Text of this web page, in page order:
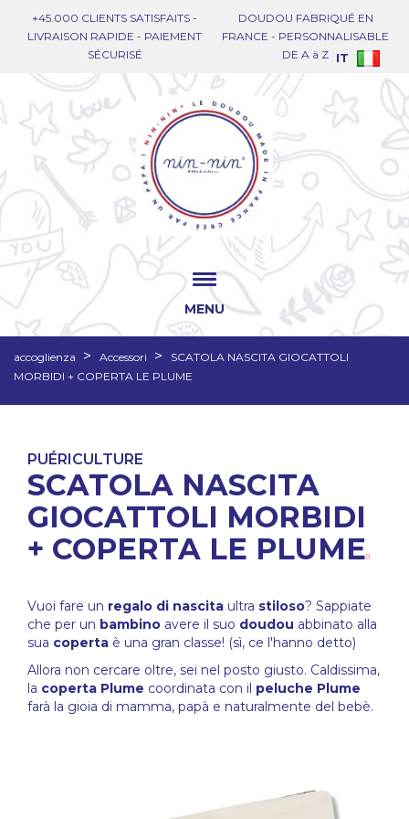
+45.000 CLIENTS SATISFAITS -
LIVRAISON RAPIDE - PAIEMENT
SÉCURISÉ
DOUDOU FABRIQUÉ EN
FRANCE - PERSONNALISABLE
DE A à Z IT
MENU
accoglienza Accessori
SCATOLA NASCITA GIOCATTOLI
MORBIDI + COPERTA LE PLUME
PUÉRICULTURE
SCATOLA NASCITA
GIOCATTOLI MORBIDI
+ COPERTA LE PLUME
Vuoi fare un regalo di nascita ultra stiloso? Sappiate
che per un bambino avere il suo doudou abbinato alla
sua coperta è una gran classe! (sì, ce l'hanno detto)
Allora non cercare oltre, sei nel posto giusto. Caldissima,
la coperta Plume coordinata con il peluche Plume
farà la gioia di mamma, papà e naturalmente del bebè.